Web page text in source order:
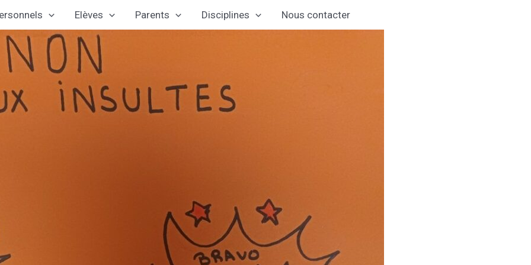
Elèves Parents Disciplines Nous contacter